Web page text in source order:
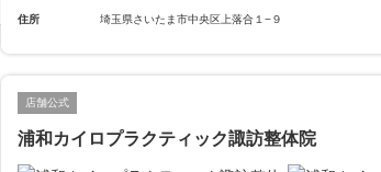
住所 埼玉県さいたま市中央区上落合１−９
店舗公式
浦和カイロプラクティック諏訪整体院